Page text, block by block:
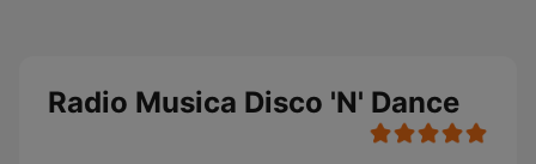
Radio Musica Disco 'N' Dance